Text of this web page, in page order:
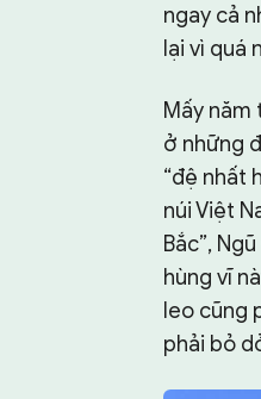
ngay cả
lại vì quá
Mấy
ở những
“đệ nhất
núi Việt
Bắc”,
hùng vĩ
leo cũng
phải bỏ